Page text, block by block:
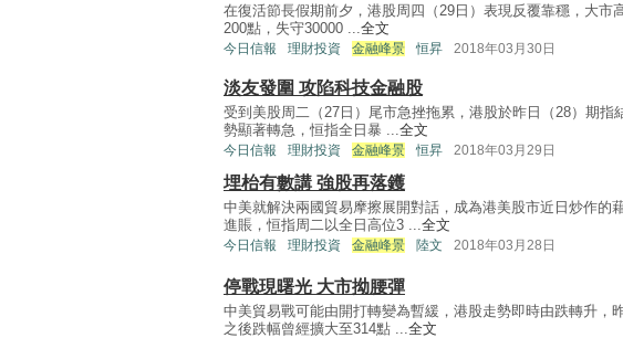
在復活節長假期前夕，港股周四（29日）表現反覆靠穩，大市
200點，失守30000 ... 全文
今日信報 理財投資 金融峰景 恒昇 2018年03月30日
淡友發圍 攻陷科技金融股
受到美股周二（27日）尾市急挫拖累，港股於昨日（28）期指
勢顯著轉急，恒指全日暴 ...全文
今日信報 理財投資 金融峰景 恒昇 2018年03月29日
埋枱有數講 強股再落鑊
中美就解決兩國貿易摩擦展開對話，成為港美股市近日炒作的
進賬，恒指周二以全日高位3 ...全文
今日信報 理財投資 金融峰景 陸文 2018年03月28日
停戰現曙光 大市拗腰彈
中美貿易戰可能由開打轉變為暫緩，港股走勢即時由跌轉升，
之後跌幅曾經擴大至314點 ...全文